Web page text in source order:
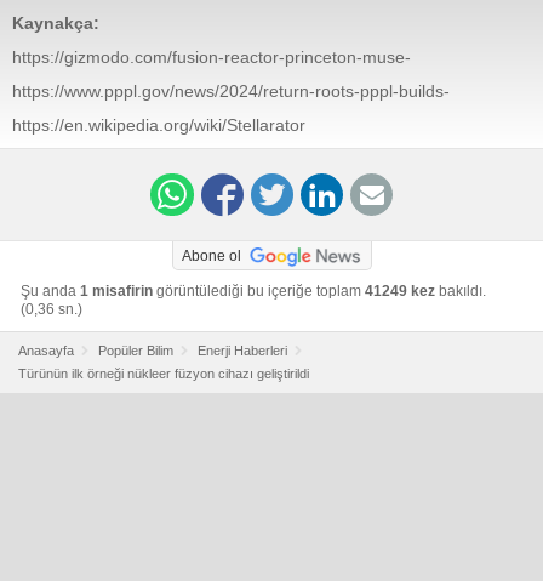
Kaynakça:
https://gizmodo.com/fusion-reactor-princeton-muse-
https://www.pppl.gov/news/2024/return-roots-pppl-builds-
new-plasma
https://en.wikipedia.org/wiki/Stellarator
Abone ol
Şu anda 1 misafirin görüntülediği bu içeriğe toplam 41249 kez bakıldı.
(0,36 sn.)
Anasayfa Popüler Bilim
Enerji Haberleri
Türünün ilk örneği nükleer füzyon cihazı geliştirildi